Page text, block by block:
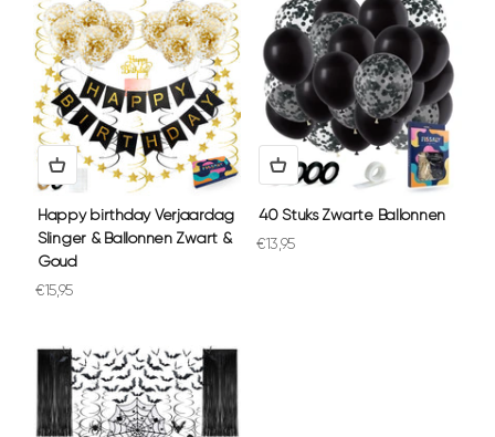
Happy birthday Verjaardag
Slinger & Ballonnen Zwart &
Goud
Aanbiedingsprijs
€15,95
40 Stuks Zwarte Ballonnen
Aanbiedingsprijs
€13,95